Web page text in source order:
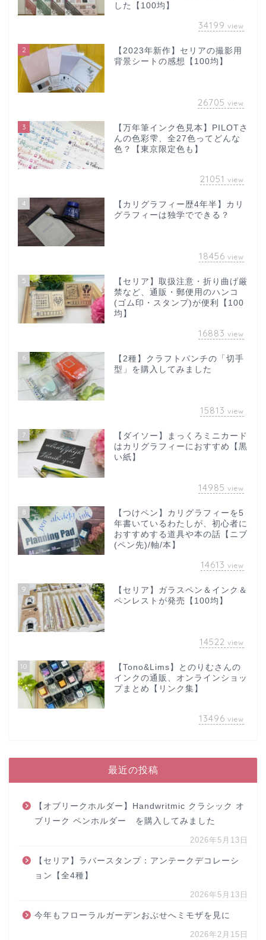
した【100均】
34199 view
2
【2023年新作】セリアの撮影用
背景シートの感想【100均】
26705 view
3
【万年筆インク色見本】PILOTさ
んの色彩雫、全27色ってどんな
色？【東京限定色も】
21051 view
4
【カリグラフィー歴4年半】カリ
グラフィーは独学でできる？
18456 view
5
【セリア】取扱注意・折り曲げ厳
禁など、通販・郵便用のハンコ
(ゴム印・スタンプ)が便利【100
均】
16883 view
6
【2種】クラフトパンチの「切手
型」を購入してみました
15813 view
7
【ダイソー】まっくろミニカード
はカリグラフィーにおすすめ【黒
い紙】
14985 view
8
【つけペン】カリグラフィーを5
年書いているわたしが、初心者に
おすすめする道具や本の話【ニブ
(ペン先)/軸/本】
14613 view
9
【セリア】ガラスペン＆インク＆
ペンレストが発売【100均】
14522 view
10
【Tono&Lims】とのりむさんの
インクの通販、オンラインショッ
プまとめ【リンク集】
13496 view
最近の投稿
【オブリークホルダー】Handwritmic クラシック オ
ブリーク ペンホルダー を購入してみました
2026年5月13日
【セリア】ラバースタンプ：アンテークデコレーシ
ョン【全4種】
2026年5月13日
今年もフローラルガーデンおぶせへミモザを見に
2026年2月15日